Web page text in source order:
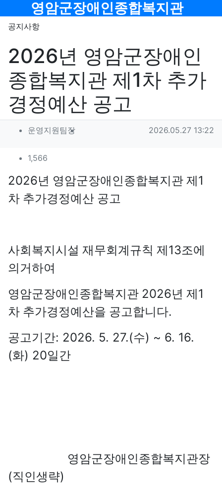
메뉴영암군장애인종합복지관
공지사항
2026년 영암군장애인
종합복지관 제1차 추가
경정예산 공고
작성자 정보
운영지원팀장작성 작성일
2026.05.27 13:22
컨텐츠 정보
1,566
본문
2026년 영암군장애인종합복지관 제 1
차 추가경정예산 공고
사회복지시설 재무회계규칙 제 13조에
의거하여
영암군장애인종합복지관 2026년 제 1
차 추가경정예산을 공고합니다.
공고기간: 2026. 5. 27.(수) ~ 6. 16.
(화) 20일간
영암군장애인종합복지관장
(직인생략)